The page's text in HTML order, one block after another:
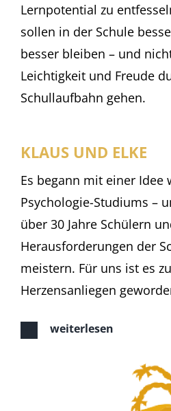
Lernpotential zu
sollen in der Schule
besser bleiben – und
Leichtigkeit und Freude
Schullaufbahn gehen.
KLAUS UND ELKE
Es begann mit einer Idee
Psychologie-Studiums –
über 30 Jahre Schülern
Herausforderungen der
meistern. Für uns ist es
Herzensanliegen
weiterlesen